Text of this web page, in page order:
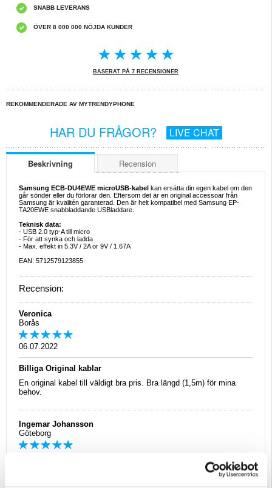
SNABB LEVERANS
ÖVER 8 000 000 NÖJDA KUNDER
BASERAT PÅ 7 RECENSIONER
REKOMMENDERADE AV MYTRENDYPHONE
HAR DU FRÅGOR? LIVE CHAT
Beskrivning Recension
Samsung ECB-DU4EWE microUSB-kabel kan ersätta din egen kabel om den
går sönder eller du förlorar den. Eftersom det är en original accessoar från
Samsung är kvalitén garanterad. Den är helt kompatibel med Samsung EP-
TA20EWE snabbladdande USBladdare.
Teknisk data:
- USB 2.0 typ-A till micro
- För att synka och ladda
- Max. effekt in 5.3V / 2A or 9V / 1.67A
EAN: 5712579123855
Recension:
Veronica
Borås
06.07.2022
Billiga Original kablar
En original kabel till väldigt bra pris. Bra längd (1,5m) för mina
behov.
Ingemar Johansson
Göteborg